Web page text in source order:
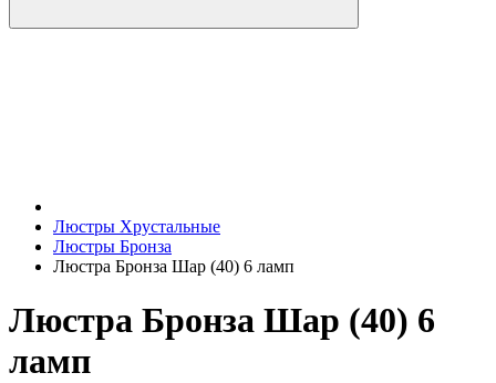
Люстры Хрустальные
Люстры Бронза
Люстра Бронза Шар (40) 6 ламп
Люстра Бронза Шар (40) 6
ламп